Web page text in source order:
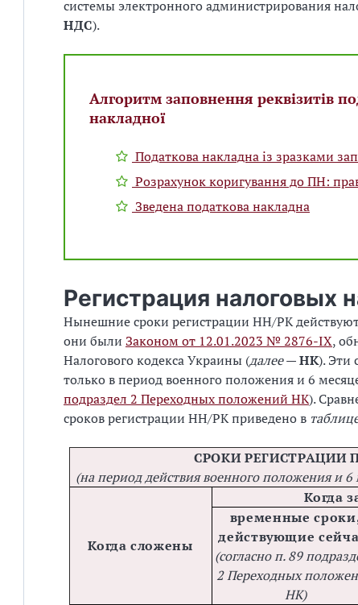
системы электронного администрирования
НДС).
Алгоритм заповнення реквізитів
накладної
Податкова накладна із зразками
Розрахунок коригування до ПН:
Зведена податкова накладна
Регистрация налоговых
Нынешние сроки регистрации НН/РК
они были Законом от 12.01.2023 № 2876-ІХ,
Налогового кодекса Украины (далее—НК). Эти
только в период военного положения и 6
подраздел 2 Переходных положений НК).
сроков регистрации НН/РК приведено в
СРОКИ РЕГИСТРАЦИИ
(на период действия военного положения и
Когда сложены
Когда
временные
действующие
(согласно п. 89
2 Переходных
НК)